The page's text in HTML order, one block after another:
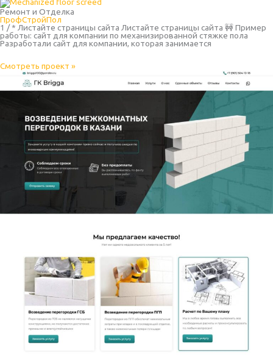
Ремонт и Отделка
ПрофСтройПол
1 / * Листайте страницы сайта Листайте страницы сайта 🚧 Пример
работы: сайт для компании по механизированной стяжке пола
Разработали сайт для компании, которая занимается
Смотреть проект »